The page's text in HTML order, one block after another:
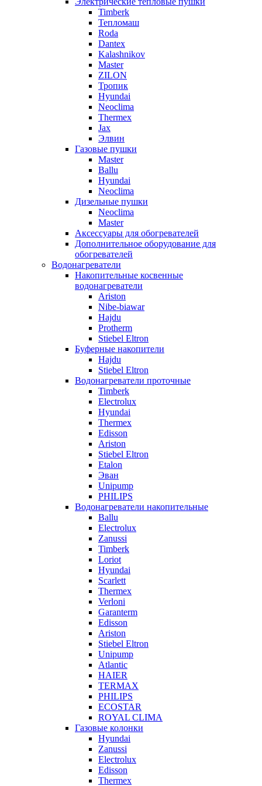
Timberk
Тепломаш
Roda
Dantex
Kalashnikov
Master
ZILON
Тропик
Hyundai
Neoclima
Thermex
Jax
Элвин
Газовые пушки
Master
Ballu
Hyundai
Neoclima
Дизельные пушки
Neoclima
Master
Аксессуары для обогревателей
Дополнительное оборудование для
обогревателей
Водонагреватели
Накопительные косвенные
водонагреватели
Ariston
Nibe-biawar
Hajdu
Protherm
Stiebel Eltron
Буферные накопители
Hajdu
Stiebel Eltron
Водонагреватели проточные
Timberk
Electrolux
Hyundai
Thermex
Edisson
Ariston
Stiebel Eltron
Etalon
Эван
Unipump
PHILIPS
Водонагреватели накопительные
Ballu
Electrolux
Zanussi
Timberk
Loriot
Hyundai
Scarlett
Thermex
Verloni
Garanterm
Edisson
Ariston
Stiebel Eltron
Unipump
Atlantic
HAIER
TERMAX
PHILIPS
ECOSTAR
ROYAL CLIMA
Газовые колонки
Hyundai
Zanussi
Electrolux
Edisson
Thermex